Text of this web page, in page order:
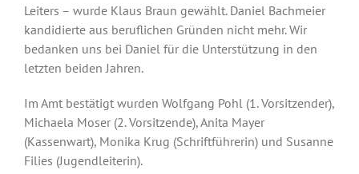
Leiters – wurde Klaus Braun gewählt. Daniel Bachmeier
kandidierte aus beruflichen Gründen nicht mehr. Wir
bedanken uns bei Daniel für die Unterstützung in den
letzten beiden Jahren.
Im Amt bestätigt wurden Wolfgang Pohl (1. Vorsitzender),
Michaela Moser (2. Vorsitzende), Anita Mayer
(Kassenwart), Monika Krug (Schriftführerin) und Susanne
Filies (Jugendleiterin).